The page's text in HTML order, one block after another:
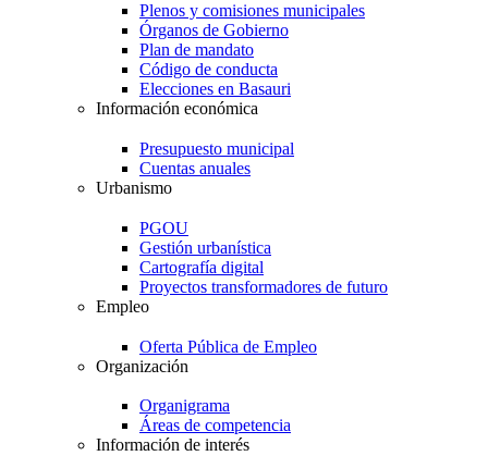
Plenos y comisiones municipales
Órganos de Gobierno
Plan de mandato
Código de conducta
Elecciones en Basauri
Información económica
Presupuesto municipal
Cuentas anuales
Urbanismo
PGOU
Gestión urbanística
Cartografía digital
Proyectos transformadores de futuro
Empleo
Oferta Pública de Empleo
Organización
Organigrama
Áreas de competencia
Información de interés